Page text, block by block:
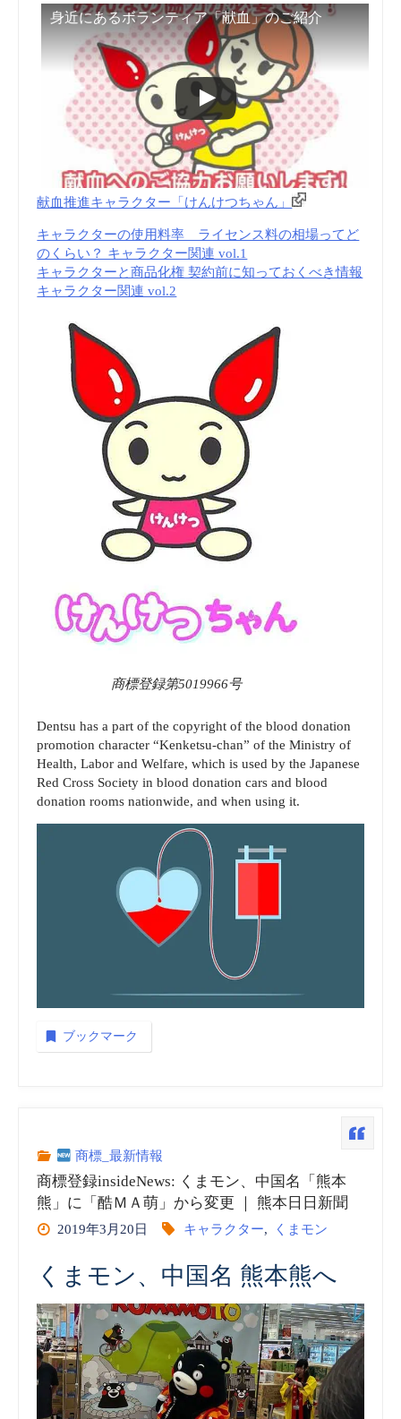
TKU
ニ
ュ
ー
ス”
っ
く
り
の
「ア
ト」
が
場！
作
者
の
教
「創
作」
を
主
張
ジ
ャ
ポ
ン”
身近にあるボランティア「献血」のご紹介
献血推進キャラクター「けんけつちゃん」
キャラクターの使用料率 ライセンス料の相場ってど
のくらい？ キャラクター関連 vol.1
キャラクターと商品化権 契約前に知っておくべき情報
キャラクター関連 vol.2
商標登録第5019966号
Dentsu has a part of the copyright of the blood donation
promotion character “Kenketsu-chan” of the Ministry of
Health, Labor and Welfare, which is used by the Japanese
Red Cross Society in blood donation cars and blood
donation rooms nationwide, and when using it.
ブックマーク
商標_最新情報
商標登録insideNews: くまモン、中国名「熊本
熊」に「酷ＭＡ萌」から変更 ｜ 熊本日日新聞
2019年3月20日 キャラクター, くまモン
くまモン、中国名 熊本熊へ